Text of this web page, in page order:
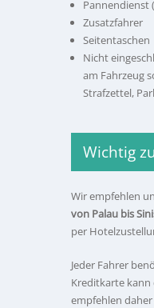
Pannendienst
Zusatzfahrer
Seitentaschen
Nicht
am Fahrzeug
Strafzettel,
Wichtig
Wir empfehlen
von Palau bis
per
Jeder Fahrer
Kreditkarte kann
empfehlen